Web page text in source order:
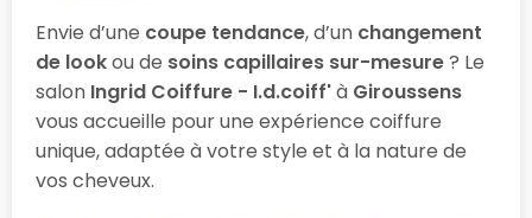
Envie d’une coupe tendance, d’un changement
de lookou de soins capillaires sur-mesure? Le
salon Ingrid Coiffure - I.d.coiff'à Giroussens
vous accueille pour une expérience coiffure
unique, adaptée à votre style et à la nature de
vos cheveux.